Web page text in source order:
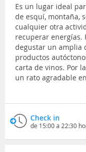
Es un lugar ideal
de esquí, montaña,
cualquier otra
recuperar energías.
degustar un amplia
productos
carta de vinos. Por
un rato agradable
Check in
de 15:00 a 22:30